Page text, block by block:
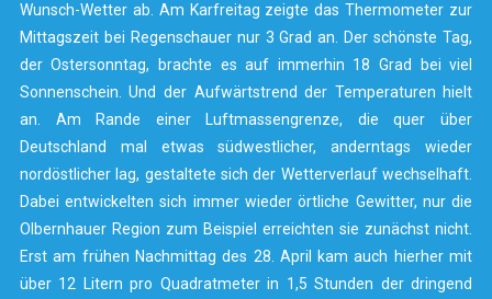
Wunsch-Wetter ab. Am Karfreitag zeigte das Thermometer zur
Mittagszeit bei Regenschauer nur 3 Grad an. Der schönste Tag,
der Ostersonntag, brachte es auf immerhin 18 Grad bei viel
Sonnenschein. Und der Aufwärtstrend der Temperaturen hielt
an. Am Rande einer Luftmassengrenze, die quer über
Deutschland mal etwas südwestlicher, anderntags wieder
nordöstlicher lag, gestaltete sich der Wetterverlauf wechselhaft.
Dabei entwickelten sich immer wieder örtliche Gewitter, nur die
Olbernhauer Region zum Beispiel erreichten sie zunächst nicht.
Erst am frühen Nachmittag des 28. April kam auch hierher mit
über 12 Litern pro Quadratmeter in 1,5 Stunden der dringend